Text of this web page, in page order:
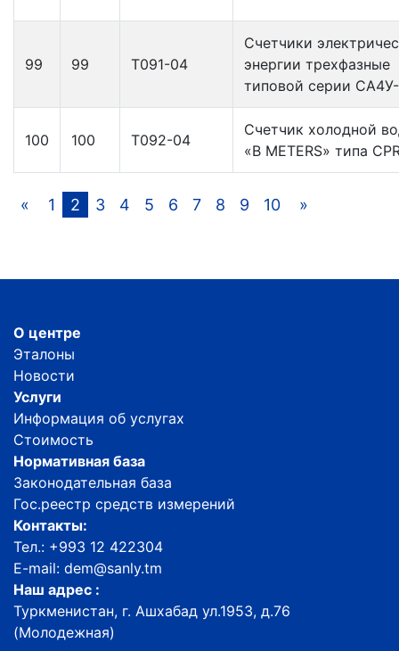
99 99 Т091-04
Счетчики
энергии трехфазные
типовой серии
100 100 Т092-04
Счетчик холодной
«B METERS» типа
« 1 2 3 4 5 6 7 8 9 10 »
О центре
Эталоны
Новости
Услуги
Информация об услугах
Стоимость
Нормативная база
Законодательная база
Гос.реестр средств измерений
Контакты:
Тел.: +993 12 422304
E-mail: dem@sanly.tm
Наш адрес :
Туркменистан, г. Ашхабад ул.1953, д.76
(Молодежная)